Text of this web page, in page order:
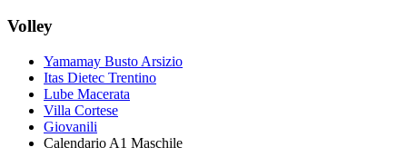
Volley
Yamamay Busto Arsizio
Itas Dietec Trentino
Lube Macerata
Villa Cortese
Giovanili
Calendario A1 Maschile